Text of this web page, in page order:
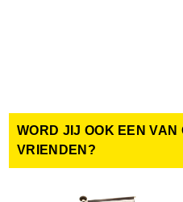
WORD JIJ OOK EEN VAN
VRIENDEN?